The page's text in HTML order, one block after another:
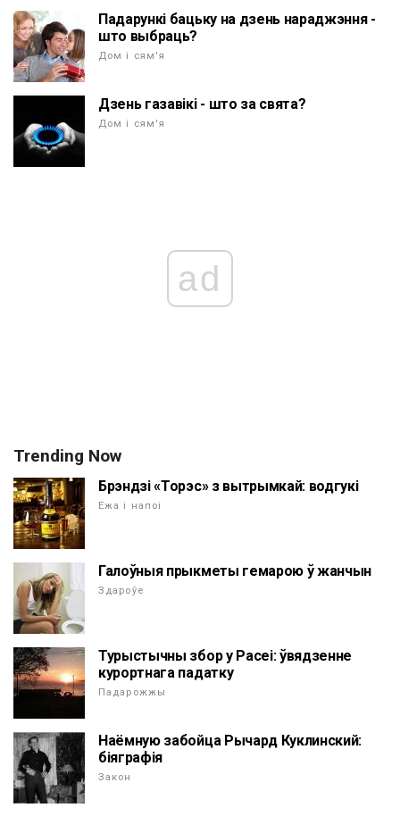
Падарункі бацьку на дзень нараджэння -
што выбраць?
Дом і сям'я
Дзень газавікі - што за свята?
Дом і сям'я
ad
Trending Now
Брэндзі «Торэс» з вытрымкай: водгукі
Ежа і напоі
Галоўныя прыкметы гемарою ў жанчын
Здароўе
Турыстычны збор у Расеі: ўвядзенне
курортнага падатку
Падарожжы
Наёмную забойца Рычард Куклинский:
біяграфія
Закон